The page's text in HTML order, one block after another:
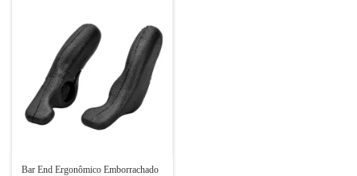
Bar End Ergonômico Emborrachado